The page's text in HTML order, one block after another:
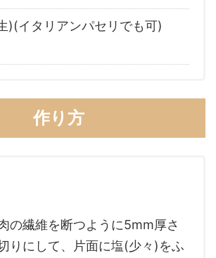
)(イタリアンパセリでも可)
作り方
の繊維を断つように5mm厚さ
りにして、片面に塩(少々)をふ